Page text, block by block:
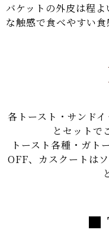
バケットの外皮は程
な触感で食べやすい食
各トースト・サンド
とセットで
トースト各種・ガト
OFF、カスクートは
■